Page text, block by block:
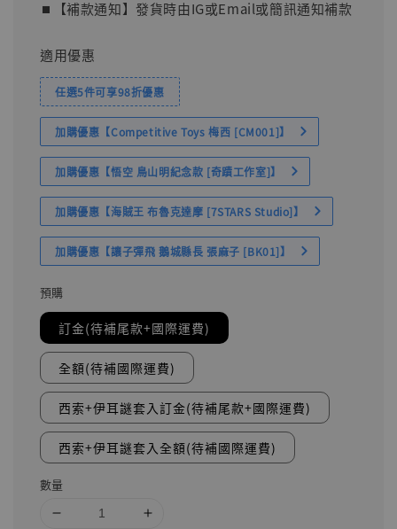
⏹︎【補款通知】發貨時由IG或Email或簡訊通知補款
適用優惠
任選5件可享98折優惠
加購優惠【Competitive Toys 梅西 [CM001]】
加購優惠【悟空 鳥山明紀念款 [奇蹟工作室]】
加購優惠【海賊王 布魯克達摩 [7STARS Studio]】
加購優惠【讓子彈飛 鵝城縣長 張麻子 [BK01]】
預購
訂金(待補尾款+國際運費)
全額(待補國際運費)
西索+伊耳謎套入訂金(待補尾款+國際運費)
西索+伊耳謎套入全額(待補國際運費)
數量